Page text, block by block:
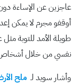
عاجزين عن الإساءة
أوقفو مجرم لا يمكن
طويلة الأمد للتوبة
نفسي من خلال أشخاص
وأشار سويد لـ ملح